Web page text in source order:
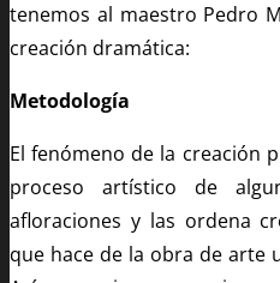
tenemos al maestro Pedro
creación dramática:
Metodología
El fenómeno de la creación
proceso artístico de
afloraciones y las ordena
que hace de la obra de arte